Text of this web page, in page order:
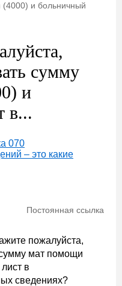
и больничный
сумму
и
в...
070
– это какие
Постоянная ссылка
пожалуйста,
мат помощи
в
сведениях?